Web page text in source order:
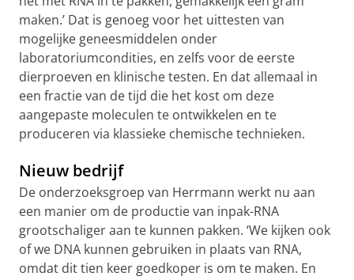
maken.’ Dat is genoeg voor het uittesten van
mogelijke geneesmiddelen onder
laboratoriumcondities, en zelfs voor de eerste
dierproeven en klinische testen. En dat allemaal in
een fractie van de tijd die het kost om deze
aangepaste moleculen te ontwikkelen en te
produceren via klassieke chemische technieken.
Nieuw bedrijf
De onderzoeksgroep van Herrmann werkt nu aan
een manier om de productie van inpak-RNA
grootschaliger aan te kunnen pakken. ‘We kijken ook
of we DNA kunnen gebruiken in plaats van RNA,
omdat dit tien keer goedkoper is om te maken. En